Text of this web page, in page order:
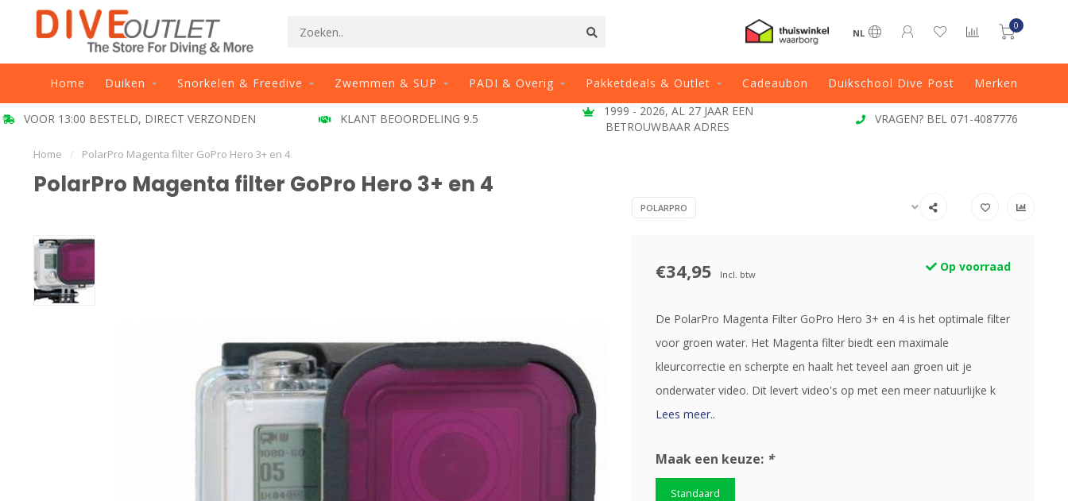
NL
0
Home Duiken Snorkelen & Freedive Zwemmen & SUP PADI & Overig Pakketdeals & Outlet Cadeaubon Duikschool Dive Post Merken
VOOR 13:00 BESTELD, DIRECT VERZONDEN KLANT BEOORDELING 9.5
1999 - 2026, AL 27 JAAR EEN
BETROUWBAAR ADRES
VRAGEN? BEL 071-4087776
Home / PolarPro Magenta filter GoPro Hero 3+ en 4
PolarPro Magenta filter GoPro Hero 3+ en 4
POLARPRO
€34,95 Incl. btw
Op voorraad
De PolarPro Magenta Filter GoPro Hero 3+ en 4 is het optimale filter
voor groen water. Het Magenta filter biedt een maximale
kleurcorrectie en scherpte en haalt het teveel aan groen uit je
onderwater video. Dit levert video's op met een meer natuurlijke k
Lees meer..
Maak een keuze: *
Standaard